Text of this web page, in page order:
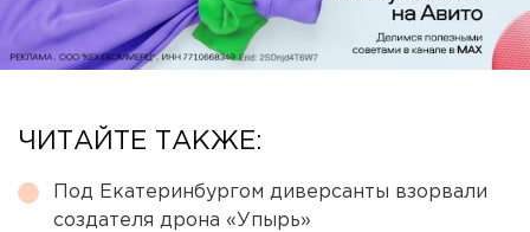
ЧИТАЙТЕ ТАКЖЕ:
Под Екатеринбургом диверсанты взорвали
создателя дрона «Упырь»